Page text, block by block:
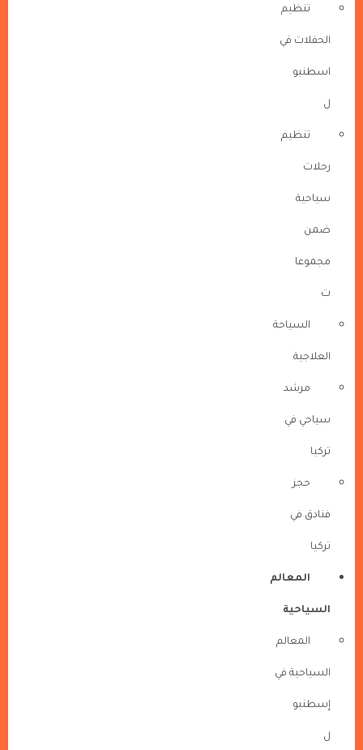
تنظيم
الحفلات في
اسطنبو
ل
تنظيم
رحلات
سياحية
ضمن
مجموعا
ت
السياحة
العلاجية
مرشد
سياحي في
تركيا
حجز
فنادق في
تركيا
المعالم
السياحية
المعالم
السياحية في
إسطنبو
ل